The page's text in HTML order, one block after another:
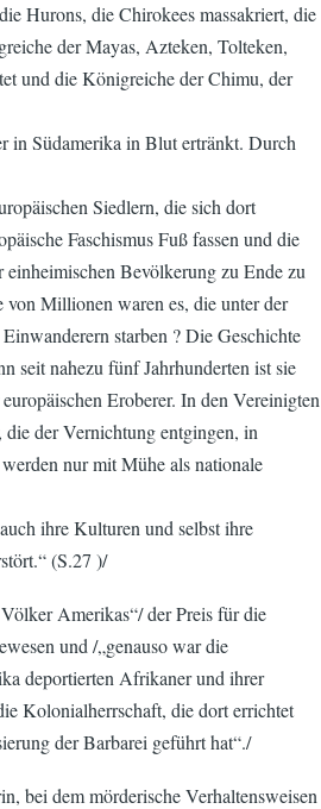
Hurons, die Chirokees massakriert, die
der Mayas, Azteken, Tolteken,
und die Königreiche der Chimu, der
in Südamerika in Blut ertränkt. Durch
Siedlern, die sich dort
Faschismus Fuß fassen und die
Bevölkerung zu Ende zu
Millionen waren es, die unter der
starben ? Die Geschichte
seit nahezu fünf Jahrhunderten ist sie
Eroberer. In den Vereinigten
der Vernichtung entgingen, in
nur mit Mühe als nationale
ihre Kulturen und selbst ihre
(S.27 )/
Amerikas“/ der Preis für die
und /„genauso war die
deportierten Afrikaner und ihrer
Kolonialherrschaft, die dort errichtet
der Barbarei geführt hat“./
bei dem mörderische Verhaltensweisen